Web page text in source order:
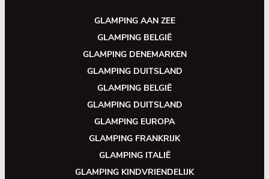
GLAMPING AAN ZEE
GLAMPING BELGIË
GLAMPING DENEMARKEN
GLAMPING DUITSLAND
GLAMPING BELGIË
GLAMPING DUITSLAND
GLAMPING EUROPA
GLAMPING FRANKRIJK
GLAMPING ITALIË
GLAMPING KINDVRIENDELIJK